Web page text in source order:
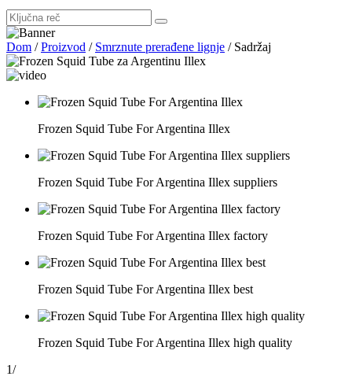
Dom /Proizvod / Smrznute prerađene lignje / Sadržaj
Frozen Squid Tube For Argentina Illex
Frozen Squid Tube For Argentina Illex suppliers
Frozen Squid Tube For Argentina Illex factory
Frozen Squid Tube For Argentina Illex best
Frozen Squid Tube For Argentina Illex high quality
1/